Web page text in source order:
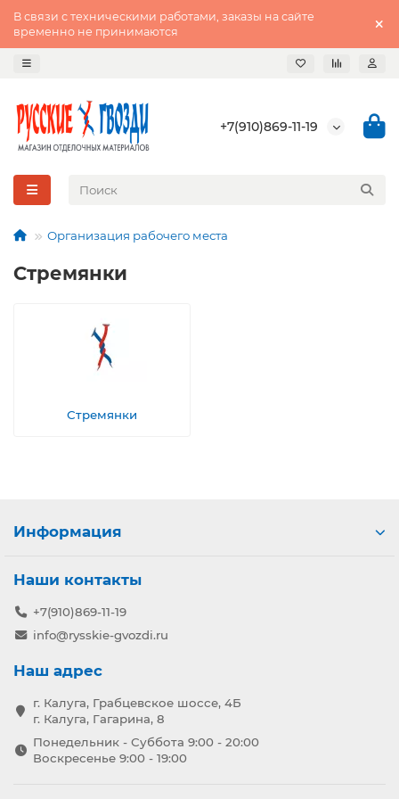
В связи с техническими работами, заказы на сайте
временно не принимаются
+7(910)869-11-19
Организация рабочего места
Стремянки
Стремянки
Информация
Наши контакты
+7(910)869-11-19
info@rysskie-gvozdi.ru
Наш адрес
г. Калуга, Грабцевское шоссе, 4Б
г. Калуга, Гагарина, 8
Понедельник - Суббота 9:00 - 20:00
Воскресенье 9:00 - 19:00